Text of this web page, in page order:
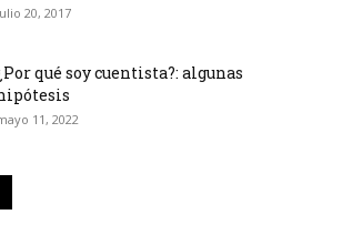
20, 2017
qué soy cuentista?: algunas
11, 2022